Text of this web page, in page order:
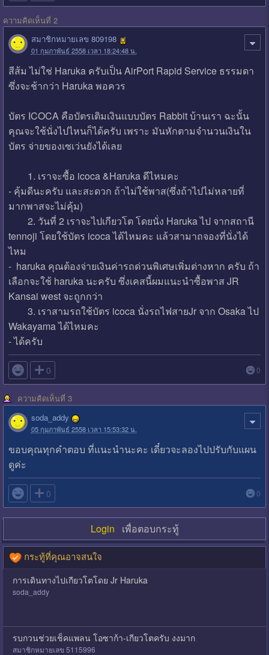
ความคิดเห็นที่ 2
สมาชิกหมายเลข 809198
01 กุมภาพันธ์ 2558 เวลา 18:24:48 น.
สีส้ม ไม่ใช่ Haruka ครับเป็น AirPort Rapid Service ธรรมดา
ซึ่งจะช้ากว่า Haruka พอควร
บัตร ICOCA คือบัตรเติมเงินแบบบัตร Rabbit บ้านเรา ฉะนั้น
คุณจะใช้นั่งไปไหนก็ได้ครับ เพราะ มันหักตามจำนวนเงินใน
บัตร จ่ายของเซเว่นยังได้เลย
1. เราจะซื้อ icoca &Haruka ดีไหมคะ
- คุ้มดีนะครับ และสะดวก ถ้าไม่ใช้พาส(ซึ่งถ้าไปไม่หลายที่
มากพาสจะไม่คุ้ม)
2. วันที่ 2 เราจะไปเกียวโต โดยนั่ง Haruka ไป จากสถานี
tennoji โดยใช้บัตร icoca ได้ไหมคะ แล้วสามาถจองที่นั่งได้
ไหม
- haruka คุณต้องจ่ายเงินค่ารถด่วนพิเศษเพิ่มต่างหาก ครับ ถ้า
เลือกจะใช้ haruka นะครับ ซึ่งเคสนี้ผมแนะนำซื้อพาส JR
Kansai west จะถูกกว่า
3. เราสามรถใช้บัตร icoca นั่งรถไฟสายJr จาก Osaka ไป
Wakayama ได้ไหมคะ
- ได้ครับ
 0 0
ความคิดเห็นที่ 3
soda_addy
05 กุมภาพันธ์ 2558 เวลา 15:53:32 น.
ขอบคุณทุกคำตอบ ที่แนะนำนะคะ เดี๋ยวจะลองไปปรับกับแผน
ดูค่ะ
 0 0
Login เพื่อตอบกระทู้
กระทู้ที่คุณอาจสนใจ
การเดินทางไปเกียวโตโดย Jr Haruka
soda_addy
รบกวนช่วยเช็คแพลน โอซาก้า-เกียวโตครับ งงมาก
สมาชิกหมายเลข 5115996